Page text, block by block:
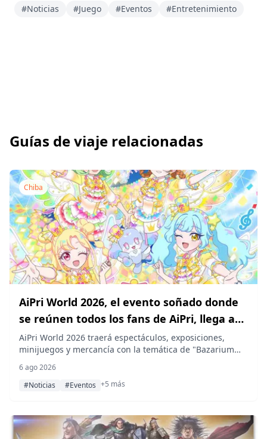
#Noticias
#Juego #Eventos #Entretenimiento
Guías de viaje relacionadas
Chiba
AiPri World 2026, el evento soñado donde
se reúnen todos los fans de AiPri, llega a
Makuhari Messe el 11 y 12 de octubre
AiPri World 2026 traerá espectáculos, exposiciones,
minijuegos y mercancía con la temática de "Bazarium
Makuhari Messe en Chiba, los días 11 y 12 de octubre de
2026, con venta de entradas anticipadas a partir del 14
6 ago 2026
#Noticias
#Eventos +5 más